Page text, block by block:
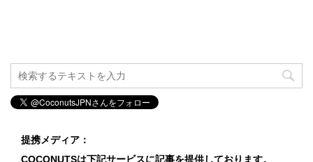
提携メディア：
COCONUTSは下記サービスに記事を提供しております。